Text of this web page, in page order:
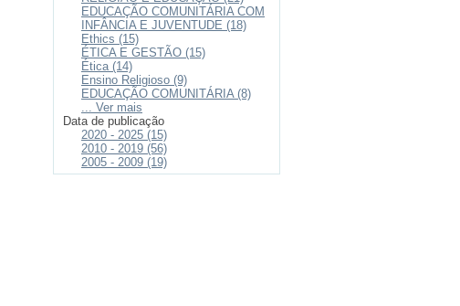
EDUCAÇÃO COMUNITÁRIA COM
INFÂNCIA E JUVENTUDE (18)
Ethics (15)
ÉTICA E GESTÃO (15)
Ética (14)
Ensino Religioso (9)
EDUCAÇÃO COMUNITÁRIA (8)
... Ver mais
Data de publicação
2020 - 2025 (15)
2010 - 2019 (56)
2005 - 2009 (19)